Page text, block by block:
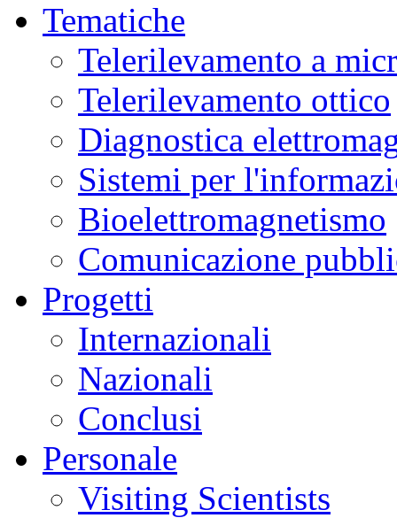
Tematiche
Telerilevamento a
Telerilevamento ottico
Diagnostica
Sistemi per
Bioelettromagnetismo
Comunicazione
Progetti
Internazionali
Nazionali
Conclusi
Personale
Visiting Scientists